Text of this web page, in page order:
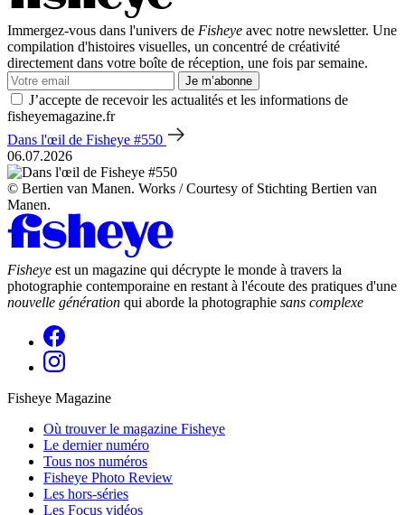
Immergez-vous dans l'univers de Fisheye avec notre newsletter. Une
compilation d'histoires visuelles, un concentré de créativité
directement dans votre boîte de réception, une fois par semaine.
Je m’abonne
J’accepte de recevoir les actualités et les informations de
fisheyemagazine.fr
Dans l'œil de Fisheye #550
06.07.2026
© Bertien van Manen. Works / Courtesy of Stichting Bertien van
Manen.
Fisheye est un magazine qui décrypte le monde à travers la
photographie contemporaine en restant à l'écoute des pratiques d'une
nouvelle génération qui aborde la photographie sans complexe
Fisheye Magazine
Où trouver le magazine Fisheye
Le dernier numéro
Tous nos numéros
Fisheye Photo Review
Les hors-séries
Les Focus vidéos